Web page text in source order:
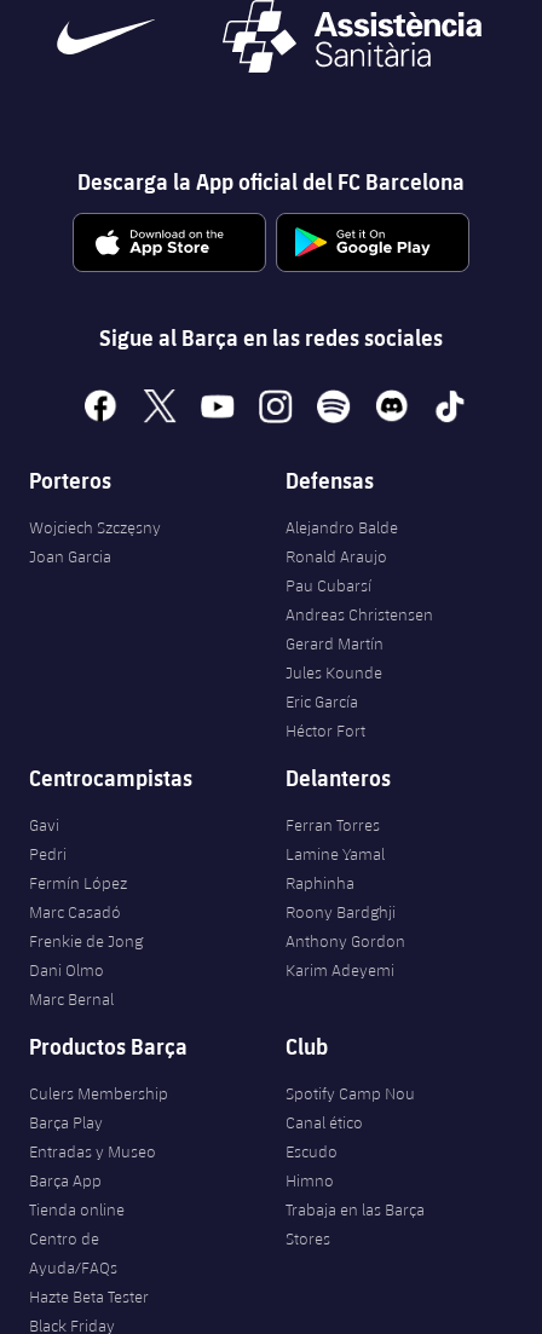
Descarga la App oficial del FC Barcelona
Sigue al Barça en las redes sociales
facebook
x youtubeinstagramspotify discord tiktok
Porteros
Wojciech Szczęsny
Joan Garcia
Defensas
Alejandro Balde
Ronald Araujo
Pau Cubarsí
Andreas Christensen
Gerard Martín
Jules Kounde
Eric García
Héctor Fort
Centrocampistas
Gavi
Pedri
Fermín López
Marc Casadó
Frenkie de Jong
Dani Olmo
Marc Bernal
Delanteros
Ferran Torres
Lamine Yamal
Raphinha
Roony Bardghji
Anthony Gordon
Karim Adeyemi
Productos Barça
Culers Membership
Barça Play
Entradas y Museo
Barça App
Tienda online
Centro de
Ayuda/FAQs
Hazte Beta Tester
Black Friday
Club
Spotify Camp Nou
Canal ético
Escudo
Himno
Trabaja en las Barça
Stores